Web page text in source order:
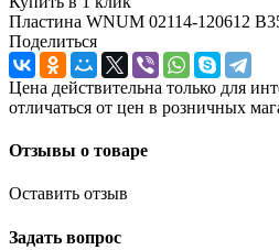
Пластина WNUM 02114-120612
Поделиться
Цена действительна только для
отличаться от цен в розничных
Отзывы о товаре
Оставить отзыв
Задать вопрос